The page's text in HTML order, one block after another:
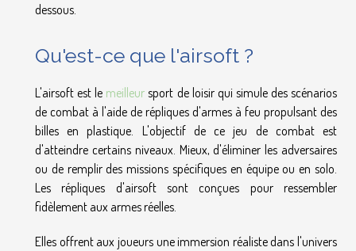
dessous.
Qu'est-ce que l'airsoft ?
L'airsoft est le meilleur sport de loisir qui simule des scénarios
de combat à l'aide de répliques d'armes à feu propulsant des
billes en plastique. L'objectif de ce jeu de combat est
d'atteindre certains niveaux. Mieux, d'éliminer les adversaires
ou de remplir des missions spécifiques en équipe ou en solo.
Les répliques d'airsoft sont conçues pour ressembler
fidèlement aux armes réelles.
Elles offrent aux joueurs une immersion réaliste dans l'univers